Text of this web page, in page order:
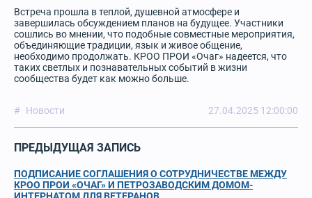
Встреча прошла в теплой, душевной атмосфере и
завершилась обсуждением планов на будущее. Участники
сошлись во мнении, что подобные совместные мероприятия,
объединяющие традиции, язык и живое общение,
необходимо продолжать. КРОО ПРОИ «Очаг» надеется, что
таких светлых и познавательных событий в жизни
сообщества будет как можно больше.
Новости 27.04.2025 12:00:00
ПРЕДЫДУЩАЯ ЗАПИСЬ
ПОДПИСАНИЕ СОГЛАШЕНИЯ О СОТРУДНИЧЕСТВЕ МЕЖДУ
КРОО ПРОИ «ОЧАГ» И ПЕТРОЗАВОДСКИМ ДОМОМ-